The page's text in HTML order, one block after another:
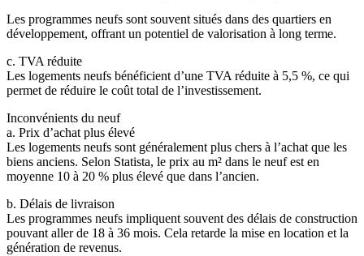
Les programmes neufs sont souvent situés dans des quartiers en
développement, offrant un potentiel de valorisation à long terme.
c. TVA réduite
Les logements neufs bénéficient d’une TVA réduite à 5,5 %, ce qui
permet de réduire le coût total de l’investissement.
Inconvénients du neuf
a. Prix d’achat plus élevé
Les logements neufs sont généralement plus chers à l’achat que les
biens anciens. Selon Statista, le prix au m² dans le neuf est en
moyenne 10 à 20 % plus élevé que dans l’ancien.
b. Délais de livraison
Les programmes neufs impliquent souvent des délais de construction
pouvant aller de 18 à 36 mois. Cela retarde la mise en location et la
génération de revenus.